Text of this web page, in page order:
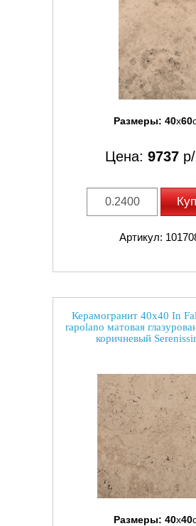
Размеры: 40x60
Цена: 9737
Артикул:
Керамогранит 40x40 In
rapolano матовая
коричневый
Размеры: 40x40